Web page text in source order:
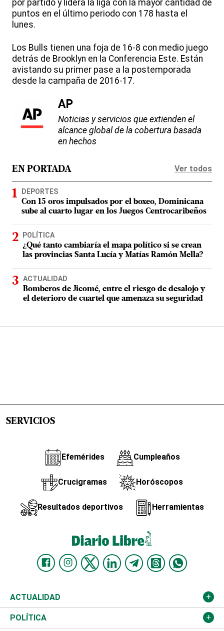
por partido y lidera la liga con la mayor cantidad de
puntos en el último periodo con 178 hasta el
lunes.
Los Bulls tienen una foja de 16-8 con medio juego
detrás de Brooklyn en la Conferencia Este. Están
avistando su primer pase a la postemporada
desde la campaña de 2016-17.
AP
Noticias y servicios que extienden el
alcance global de la cobertura basada
en hechos
EN PORTADA Ver todos
DEPORTES
Con 15 oros impulsados por el boxeo, Dominicana
sube al cuarto lugar en los Juegos Centrocaribeños
POLÍTICA
¿Qué tanto cambiaría el mapa político si se crean
las provincias Santa Lucía y Matías Ramón Mella?
ACTUALIDAD
Bomberos de Jicomé, entre el riesgo de desalojo y
el deterioro de cuartel que amenaza su seguridad
SERVICIOS
Efemérides Cumpleaños
Crucigramas Horóscopos
Resultados deportivos Herramientas
ACTUALIDAD
Nacional
POLÍTICA